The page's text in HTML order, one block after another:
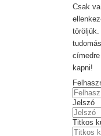
Csak
töröljük.
kapni!
Jelszó
Titkos